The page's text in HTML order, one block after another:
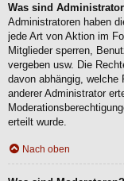
Was sind
Administratoren haben
jede Art von Aktion im
Mitglieder sperren,
vergeben usw. Die
davon abhängig, welche
anderer Administrator
erteilt wurde.
Nach oben